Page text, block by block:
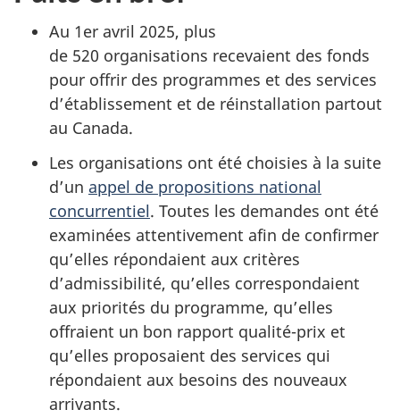
Au 1er avril 2025, plus
de 520 organisations recevaient des fonds
pour offrir des programmes et des services
d’établissement et de réinstallation partout
au Canada.
Les organisations ont été choisies à la suite
d’un appel de propositions national
concurrentiel. Toutes les demandes ont été
examinées attentivement afin de confirmer
qu’elles répondaient aux critères
d’admissibilité, qu’elles correspondaient
aux priorités du programme, qu’elles
offraient un bon rapport qualité-prix et
qu’elles proposaient des services qui
répondaient aux besoins des nouveaux
arrivants.